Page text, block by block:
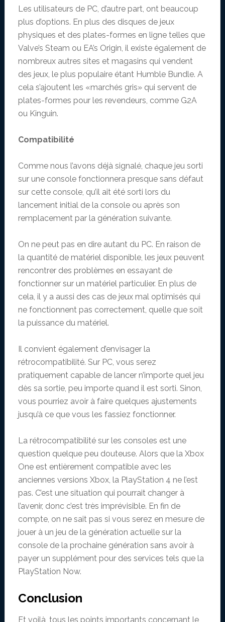
Les utilisateurs de PC, d’autre part, ont beaucoup
plus d’options. En plus des disques de jeux
physiques et des plates-formes en ligne telles que
Valve’s Steam ou EA’s Origin, il existe également de
nombreux autres sites et magasins qui vendent
des jeux, le plus populaire étant Humble Bundle. A
cela s’ajoutent les «marchés gris» qui servent de
plates-formes pour les revendeurs, comme G2A
ou Kinguin.
Compatibilité
Comme nous l’avons déjà signalé, chaque jeu sorti
sur une console fonctionnera presque sans défaut
sur cette console, qu’il ait été sorti lors du
lancement initial de la console ou après son
remplacement par la génération suivante.
On ne peut pas en dire autant du PC. En raison de
la quantité de matériel disponible, les jeux peuvent
rencontrer des problèmes en essayant de
fonctionner sur un matériel particulier. En plus de
cela, il y a aussi des cas de jeux mal optimisés qui
ne fonctionnent pas correctement, quelle que soit
la puissance du matériel.
Il convient également d’envisager la
rétrocompatibilité. Sur PC, vous serez
pratiquement capable de lancer n’importe quel jeu
dès sa sortie, peu importe quand il est sorti. Sinon,
vous pourriez avoir à faire quelques ajustements
jusqu’à ce que vous les fassiez fonctionner.
La rétrocompatibilité sur les consoles est une
question quelque peu douteuse. Alors que la Xbox
One est entièrement compatible avec les
anciennes versions Xbox, la PlayStation 4 ne l’est
pas. C’est une situation qui pourrait changer à
l’avenir, donc c’est très imprévisible. En fin de
compte, on ne sait pas si vous serez en mesure de
jouer à un jeu de la génération actuelle sur la
console de la prochaine génération sans avoir à
payer un supplément pour des services tels que la
PlayStation Now.
Conclusion
Et voilà, tous les points importants concernant le